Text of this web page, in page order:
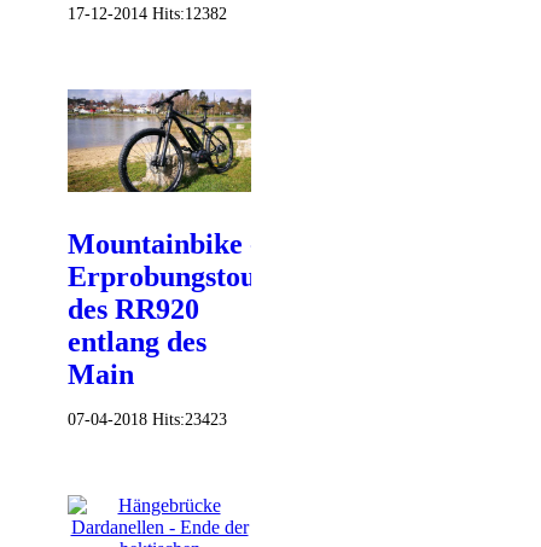
17-12-2014 Hits:12382
Mountainbike -
Erprobungstour
des RR920
entlang des
Main
07-04-2018 Hits:23423